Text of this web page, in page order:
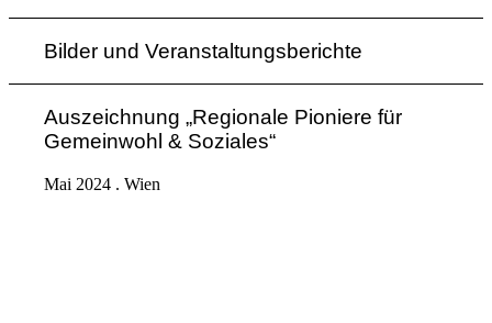
Bilder und Veranstaltungsberichte
Auszeichnung „Regionale Pioniere für
Gemeinwohl & Soziales“
Mai 2024 . Wien